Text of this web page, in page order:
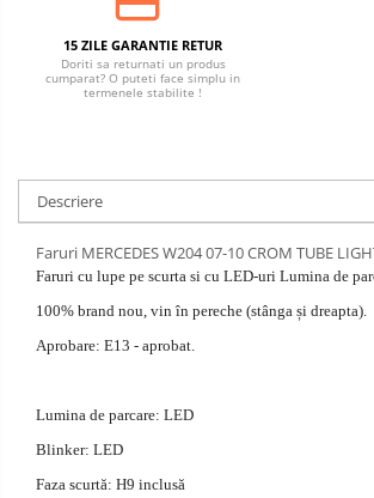
15 ZILE GARANTIE RETUR
Doriti sa returnati un produs
cumparat? O puteti face simplu in
termenele stabilite !
Descriere
Faruri MERCEDES W204 07-10 CROM TUBE
Faruri cu lupe pe scurta si cu LED-uri Lumina de
100% brand nou, vin în pereche (stânga și dreapta).
Aprobare: E13 - aprobat.
Lumina de parcare: LED
Blinker: LED
Faza scurtă: H9 inclusă